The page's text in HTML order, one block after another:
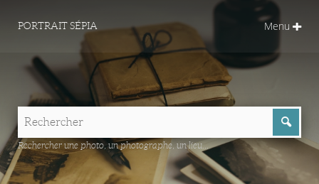
PORTRAIT SÉPIA Menu
Rechercher une photo, un photographe, un lieu...